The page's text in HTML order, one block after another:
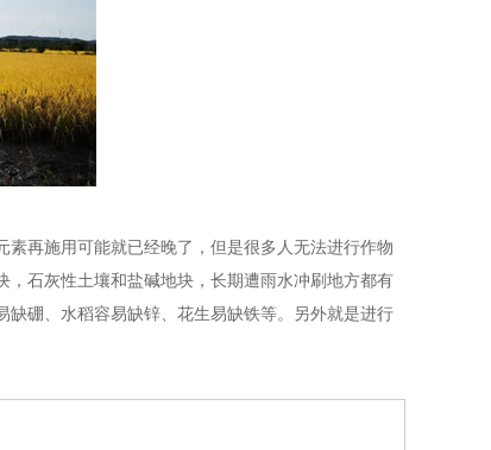
再施用可能就已经晚了，但是很多人无法进行作物
石灰性土壤和盐碱地块，长期遭雨水冲刷地方都有
硼、水稻容易缺锌、花生易缺铁等。另外就是进行